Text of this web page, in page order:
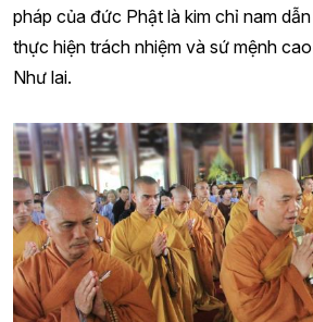
pháp của đức Phật là kim chỉ nam
thực hiện trách nhiệm và sứ mệnh
Như lai.